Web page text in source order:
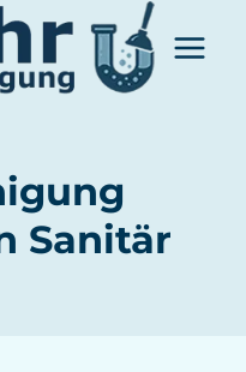
Sanitär